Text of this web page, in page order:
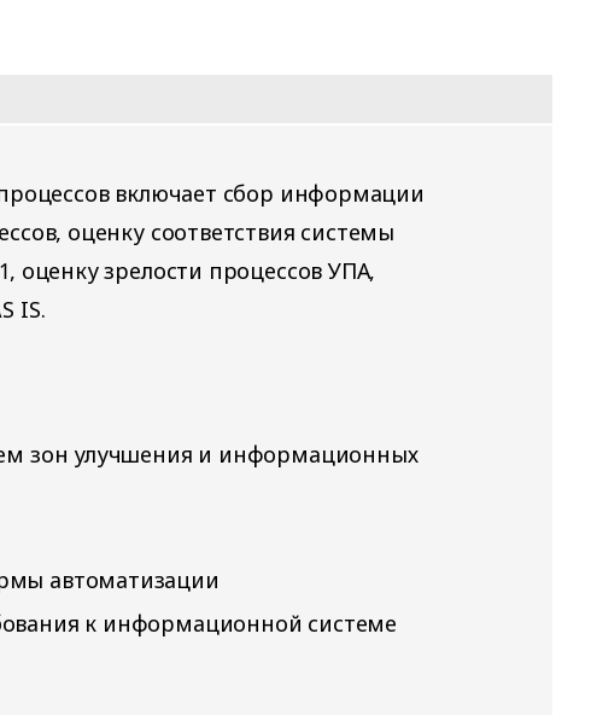
включает сбор информации
оценку соответствия системы
оценку зрелости процессов УПА,
IS.
зон улучшения и информационных
автоматизации
к информационной системе